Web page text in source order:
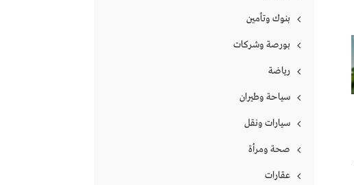
بنوك وتأمين
بورصة وشركات
رياضة
سياحة وطيران
سيارات ونقل
صحة ومرأة
عقارات